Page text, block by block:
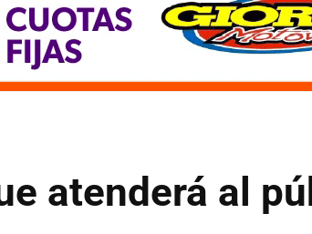
atenderá al